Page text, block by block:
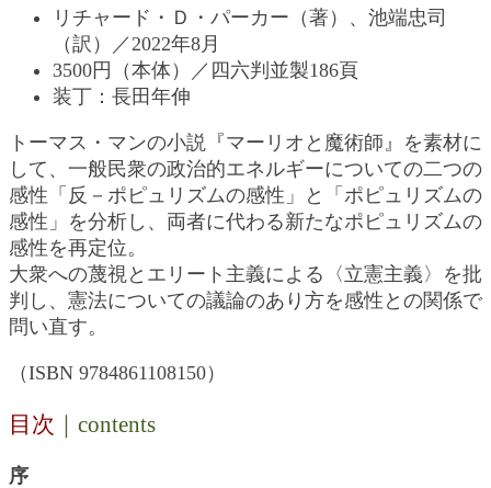
リチャード・Ｄ・パーカー（著）、池端忠司
（訳）／2022年8月
3500円（本体）／四六判並製186頁
装丁：長田年伸
トーマス・マンの小説『マーリオと魔術師』を素材に
して、一般民衆の政治的エネルギーについての二つの
感性「反－ポピュリズムの感性」と「ポピュリズムの
感性」を分析し、両者に代わる新たなポピュリズムの
感性を再定位。
大衆への蔑視とエリート主義による〈立憲主義〉を批
判し、憲法についての議論のあり方を感性との関係で
問い直す。
（ISBN 9784861108150）
目次 ｜contents
序